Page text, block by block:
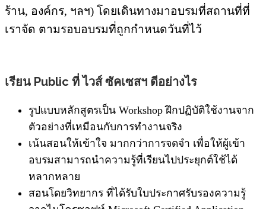
ร้าน, องค์กร, ฯลฯ) โดยเดินทางมาอบรมที่สถานที่ที่
เราจัด ตามรอบอบรมที่ถูกกำหนดวันที่ไว้
เรียน Public ที่ ไวส์ ซัคเซสฯ ดีอย่างไร
รูปแบบหลักสูตรเป็น Workshop ฝึกปฏิบัติใช้งานจาก
ตัวอย่างที่เหมือนกับการทำงานจริง
เน้นสอนให้เข้าใจ มากกว่าการจดจำ เพื่อให้ผู้เข้า
อบรมสามารถนำความรู้ที่เรียนไปประยุกต์ใช้ได้
หลากหลาย
สอนโดยวิทยากร ที่ได้รับใบประกาศรับรองความรู้